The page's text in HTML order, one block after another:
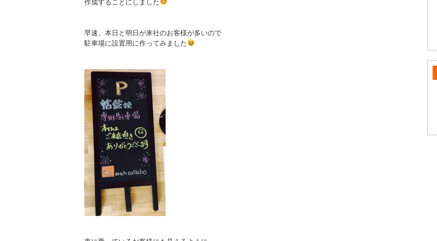
作成することにしました
早速、本日と明日が来社のお客様が多いので
駐車場に設置用に作ってみました